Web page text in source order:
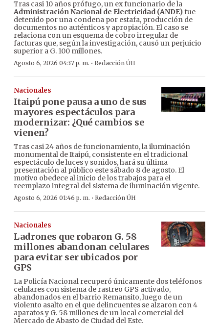
Tras casi 10 años prófugo, un ex funcionario de la
Administración Nacional de Electricidad (ANDE)fue
detenido por una condena por estafa, producción de
documentos no auténticos y apropiación. El caso se
relaciona con un esquema de cobro irregular de
facturas que, según la investigación, causó un perjuicio
superior a G. 100 millones.
Agosto 6, 2026 04:37 p. m. · Redacción ÚH
Nacionales
Itaipú pone pausa a uno de sus
mayores espectáculos para
modernizar: ¿Qué cambios se
vienen?
Tras casi 24 años de funcionamiento, la iluminación
monumental de Itaipú, consistente en el tradicional
espectáculo de luces y sonidos, hará su última
presentación al público este sábado 8 de agosto. El
motivo obedece al inicio de los trabajos para el
reemplazo integral del sistema de iluminación vigente.
Agosto 6, 2026 01:46 p. m. · Redacción ÚH
Nacionales
Ladrones que robaron G. 58
millones abandonan celulares
para evitar ser ubicados por
GPS
La Policía Nacional recuperó únicamente dos teléfonos
celulares con sistema de rastreo GPS activado,
abandonados en el barrio Remansito, luego de un
violento asalto en el que delincuentes se alzaron con 4
aparatos y G. 58 millones de un local comercial del
Mercado de Abasto de Ciudad del Este.